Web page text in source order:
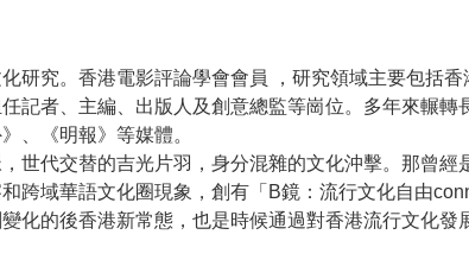
研究。香港電影評論學會會員 ，研究領域主要包括
記者、主編、出版人及創意總監等崗位。多年來輾
、《明報》等媒體。
世代交替的吉光片羽，身分混雜的文化沖擊。那曾
跨域華語文化圈現象，創有「B鏡：流行文化自由
化的後香港新常態，也是時候通過對香港流行文化